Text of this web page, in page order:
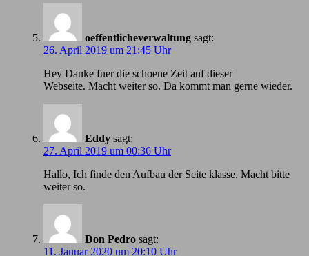
oeffentlicheverwaltung sagt:
26. April 2019 um 21:45 Uhr
Hey Danke fuer die schoene Zeit auf dieser
Webseite. Macht weiter so. Da kommt man gerne wieder.
Eddy sagt:
27. April 2019 um 00:36 Uhr
Hallo, Ich finde den Aufbau der Seite klasse. Macht bitte
weiter so.
Don Pedro sagt:
11. Januar 2020 um 20:10 Uhr